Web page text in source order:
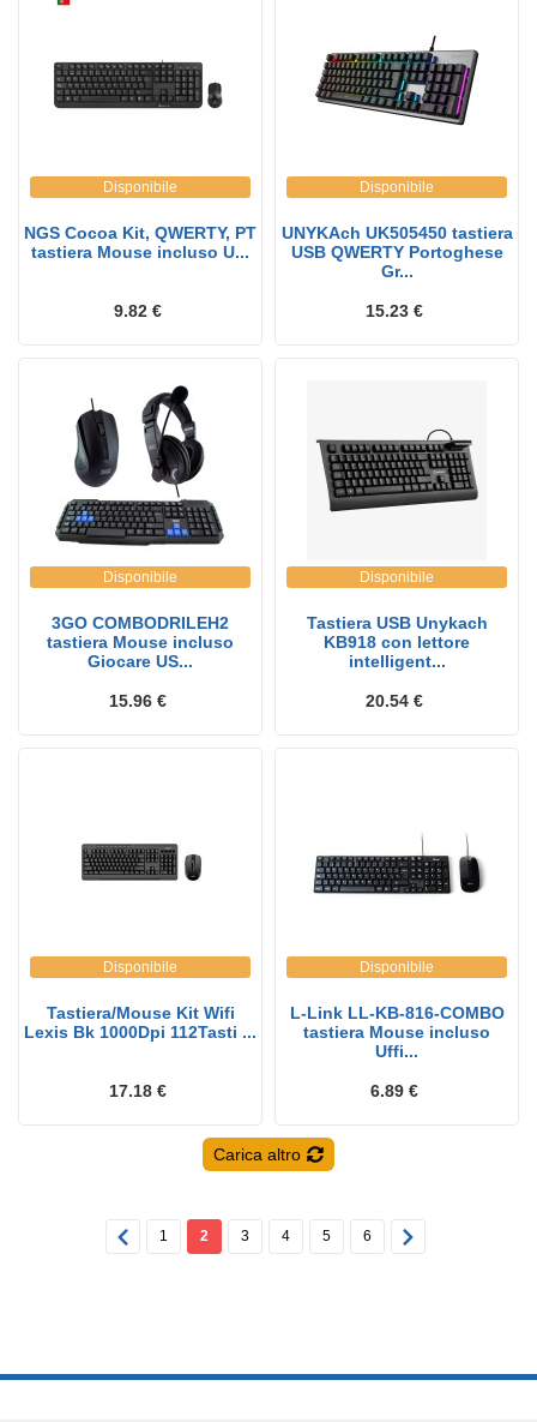
Disponibile
NGS Cocoa Kit, QWERTY, PT
tastiera Mouse incluso U...
9.82 €
Disponibile
UNYKAch UK505450 tastiera
USB QWERTY Portoghese
Gr...
15.23 €
Disponibile
3GO COMBODRILEH2
tastiera Mouse incluso
Giocare US...
15.96 €
Disponibile
Tastiera USB Unykach
KB918 con lettore
intelligent...
20.54 €
Disponibile
Tastiera/Mouse Kit Wifi
Lexis Bk 1000Dpi 112Tasti ...
17.18 €
Disponibile
L-Link LL-KB-816-COMBO
tastiera Mouse incluso
Uffi...
6.89 €
Carica altro
1 2 3 4 5 6